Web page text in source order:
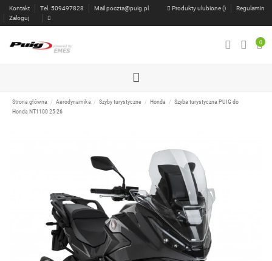
Kontakt Tel. 509497828 Mail poczta@puig.pl Produkty ulubione ()
Regulamin
Zaloguj
0
Strona główna Aerodynamika Szyby turystyczne Honda
Szyba turystyczna PUIG do
Honda NT1100 25-26